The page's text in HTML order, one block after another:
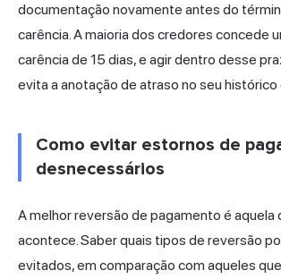
documentação novamente antes do
carência. A maioria dos credores concede
carência de 15 dias, e agir dentro desse
evita a anotação de atraso no seu
Como evitar estornos de
desnecessários
A melhor reversão de pagamento é aquela
acontece. Saber quais tipos de reversão
evitados, em comparação com aqueles